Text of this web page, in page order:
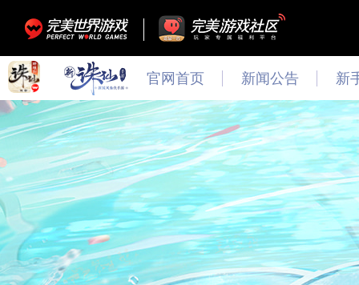
官网首页 新闻公告
最新
新闻
公告
活动
新